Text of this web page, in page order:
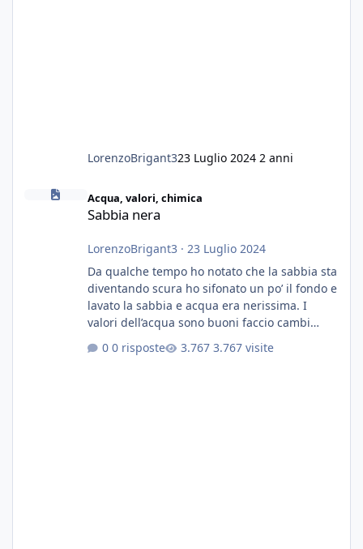
LorenzoBrigant323 Luglio 2024 2 anni
Acqua, valori, chimica
Sabbia nera
LorenzoBrigant3 · 23 Luglio 2024
Da qualche tempo ho notato che la sabbia sta
diventando scura ho sifonato un po’ il fondo e
lavato la sabbia e acqua era nerissima. I
valori dell’acqua sono buoni faccio cambi
fertilizzato.le foglie delle piante sono
0 risposte 3.767 visite